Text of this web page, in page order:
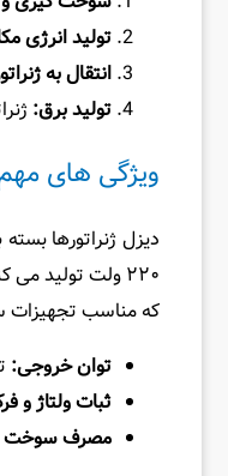
تولید انرژی
انتقال به
تولید برق:
ویژگی ‌های مهم
دیزل ژنراتورها
۲۲۰ ولت تولید می‌ کنند. در مقابل، سیستم ‌های
که مناسب
توان خروجی:
ثبات ولتاژ و
مصرف سوخت